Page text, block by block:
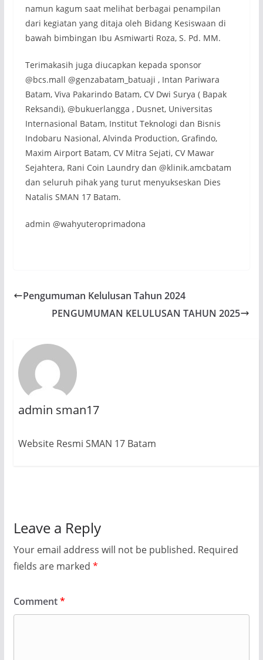
namun kagum saat melihat berbagai penampilan
dari kegiatan yang ditaja oleh Bidang Kesiswaan di
bawah bimbingan Ibu Asmiwarti Roza, S. Pd. MM.
Terimakasih juga diucapkan kepada sponsor
@bcs.mall @genzabatam_batuaji , Intan Pariwara
Batam, Viva Pakarindo Batam, CV Dwi Surya ( Bapak
Reksandi), @bukuerlangga , Dusnet, Universitas
Internasional Batam, Institut Teknologi dan Bisnis
Indobaru Nasional, Alvinda Production, Grafindo,
Maxim Airport Batam, CV Mitra Sejati, CV Mawar
Sejahtera, Rani Coin Laundry dan @klinik.amcbatam
dan seluruh pihak yang turut menyukseskan Dies
Natalis SMAN 17 Batam.
admin @wahyuteroprimadona
Pengumuman Kelulusan Tahun 2024
PENGUMUMAN KELULUSAN TAHUN 2025
admin sman17
Website Resmi SMAN 17 Batam
Leave a Reply
Your email address will not be published. Required
fields are marked *
Comment*